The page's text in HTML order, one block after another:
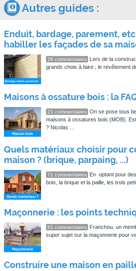
Autres guides :
Enduit, bardage, parement,
habiller les façades de sa
26 commentaires
Lors de la
grands choix à faire ; le revêtement
Maisons à ossature bois : la
21 commentaires On se pose tous
maisons à ossatures bois (MOB).
? Nicolas ...
Quels matériaux choisir pour
maison ? (brique, parpaing, ...)
71 commentaires
En optant pour
bois, la brique et la paille, les trois
Maçonnerie : les points
81 commentaires
Franchou, un
super sujet sur la maçonnerie pour
Construire une maison en